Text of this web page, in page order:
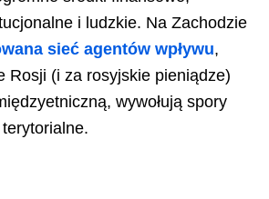
i ludzkie. Na Zachodzie
sieć agentów wpływu,
Rosji (i za rosyjskie pieniądze)
wywołują spory